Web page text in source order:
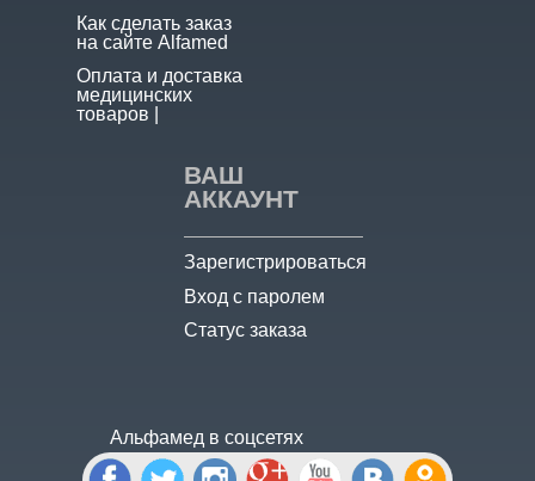
Как сделать заказ
на сайте Alfamed
Оплата и доставка
медицинских
товаров |
ВАШ
АККАУНТ
Зарегистрироваться
Вход с паролем
Статус заказа
Альфамед в соцсетях